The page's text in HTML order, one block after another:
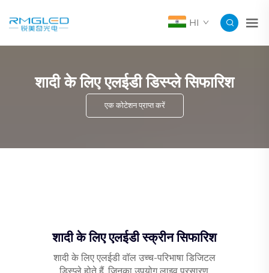
HI
शादी के लिए एलईडी डिस्प्ले सिफारिश
एक कोटेशन प्राप्त करें
शादी के लिए एलईडी स्क्रीन सिफारिश
शादी के लिए एलईडी वॉल उच्च-परिभाषा डिजिटल